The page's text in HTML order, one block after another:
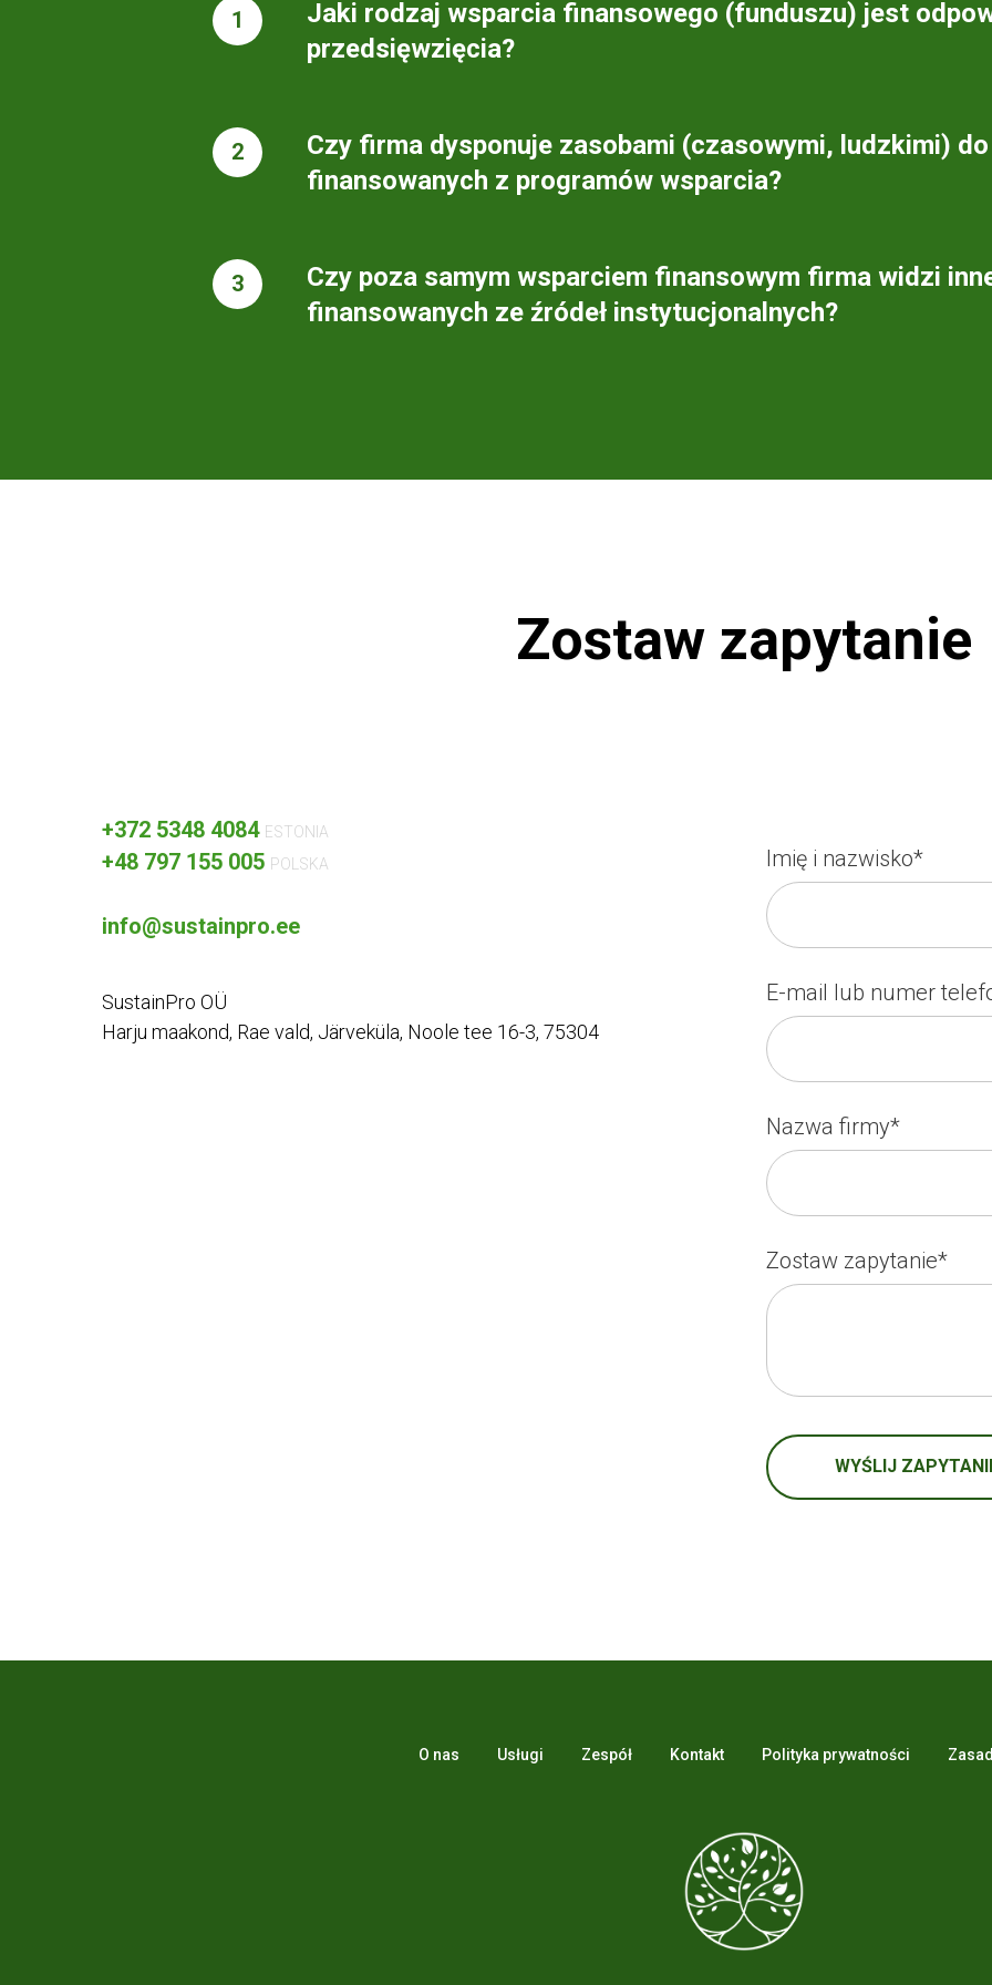
Jaki rodzaj wsparcia finansowego (funduszu) jest
przedsięwzięcia?
Czy firma dysponuje zasobami (czasowymi, ludzkimi)
finansowanych z programów wsparcia?
Czy poza samym wsparciem finansowym firma widzi
finansowanych ze źródeł instytucjonalnych?
Zostaw zapytanie
+372 5348 4084 ESTONIA
+48 797 155 005 POLSKA
info@sustainpro.ee
SustainPro OÜ
Harju maakond, Rae vald, Järveküla, Noole tee 16-3, 75304
Imię i nazwisko*
E-mail lub numer
Nazwa firmy*
Zostaw zapytanie*
WYŚLIJ
O nas Usługi Zespół Kontakt Polityka prywatności